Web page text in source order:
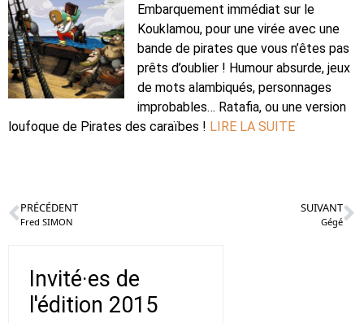
Embarquement immédiat sur le
Kouklamou, pour une virée avec une
bande de pirates que vous n’êtes pas
prêts d’oublier ! Humour absurde, jeux
de mots alambiqués, personnages
improbables… Ratafia, ou une version
loufoque de Pirates des caraïbes ! LIRE LA SUITE
PRÉCÉDENT
Fred SIMON
SUIVANT
Gégé
Invité·es de
l'édition 2015